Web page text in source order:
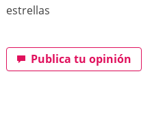
estrellas
Publica tu opinión